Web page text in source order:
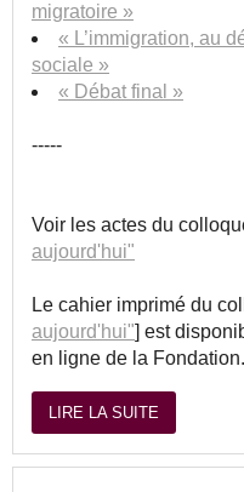
migratoire »
« L’immigration, au
sociale »
« Débat final »
-----
Voir les actes du
aujourd'hui"
Le cahier imprimé du
aujourd'hui"] est
en ligne de la Fondation.
LIRE LA SUITE